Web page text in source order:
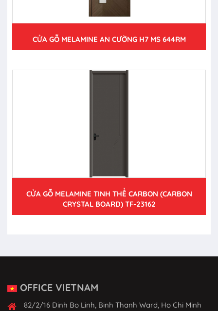
CỬA GỖ MELAMINE AN CƯỜNG H7 MS 644RM
CỬA GỖ MELAMINE TINH THỂ CARBON (CARBON
CRYSTAL BOARD) TF-23162
OFFICE VIETNAM
82/2/16 Dinh Bo Linh, Binh Thanh Ward, Ho Chi Minh